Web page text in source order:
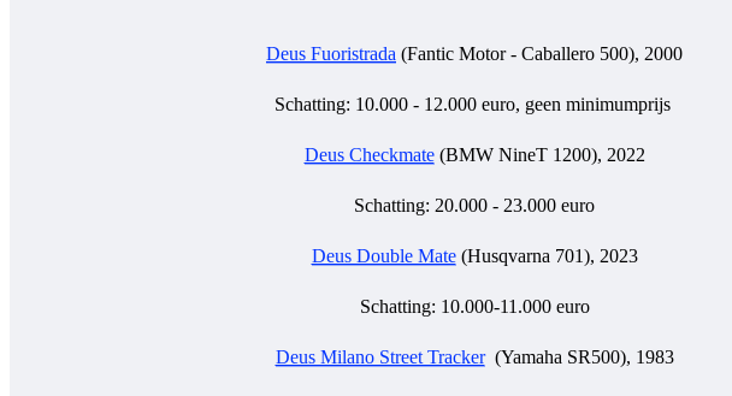
Deus Fuoristrada (Fantic Motor - Caballero 500), 2000
Schatting: 10.000 - 12.000 euro, geen minimumprijs
Deus Checkmate(BMW NineT 1200), 2022
Schatting: 20.000 - 23.000 euro
Deus Double Mate(Husqvarna 701), 2023
Schatting: 10.000-11.000 euro
Deus Milano Street Tracker(Yamaha SR500), 1983